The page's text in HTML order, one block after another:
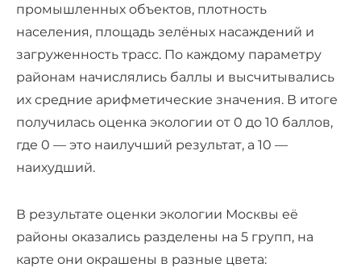
промышленных объектов, плотность
населения, площадь зелёных насаждений и
загруженность трасс. По каждому параметру
районам начислялись баллы и высчитывались
их средние арифметические значения. В итоге
получилась оценка экологии от 0 до 10 баллов,
где 0 — это наилучший результат, а 10 —
наихудший.
В результате оценки экологии Москвы её
районы оказались разделены на 5 групп, на
карте они окрашены в разные цвета: